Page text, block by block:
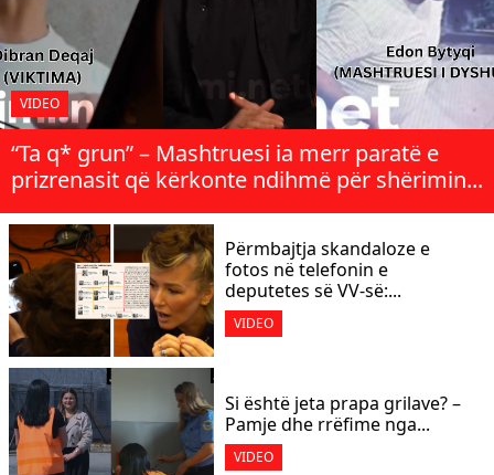
VIDEO
“Ta q* grun” – Mashtruesi ia merr paratë e
prizrenasit që kërkonte ndihmë për shërimin...
VIDEO
Përmbajtja skandaloze e
fotos në telefonin e
deputetes së VV-së:...
VIDEO
Si është jeta prapa grilave? –
Pamje dhe rrëfime nga...